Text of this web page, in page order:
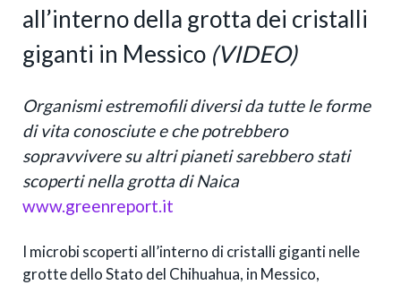
all’interno della grotta dei cristalli
giganti in Messico (VIDEO)
Organismi estremofili diversi da tutte le forme
di vita conosciute e che potrebbero
sopravvivere su altri pianeti sarebbero stati
scoperti nella grotta di Naica
www.greenreport.it
I microbi scoperti all’interno di cristalli giganti nelle
grotte dello Stato del Chihuahua, in Messico,